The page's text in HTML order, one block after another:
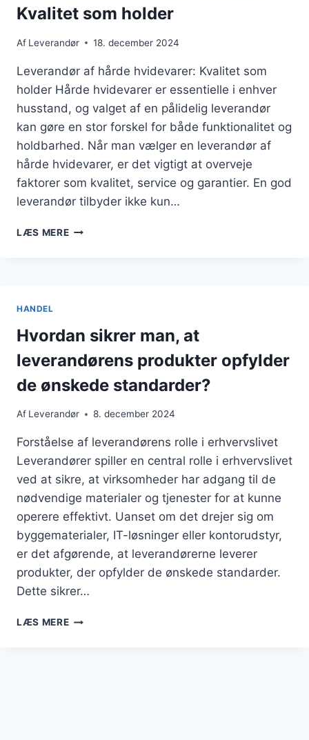
Kvalitet som holder
Af Leverandør 18. december 2024
Leverandør af hårde hvidevarer: Kvalitet som
holder Hårde hvidevarer er essentielle i enhver
husstand, og valget af en pålidelig leverandør
kan gøre en stor forskel for både funktionalitet og
holdbarhed. Når man vælger en leverandør af
hårde hvidevarer, er det vigtigt at overveje
faktorer som kvalitet, service og garantier. En god
leverandør tilbyder ikke kun…
LÆS MERELEVERANDØR
HANDEL
Hvordan sikrer man, at
leverandørens produkter opfylder
de ønskede standarder?
Af Leverandør 8. december 2024
Forståelse af leverandørens rolle i erhvervslivet
Leverandører spiller en central rolle i erhvervslivet
ved at sikre, at virksomheder har adgang til de
nødvendige materialer og tjenester for at kunne
operere effektivt. Uanset om det drejer sig om
byggematerialer, IT-løsninger eller kontorudstyr,
er det afgørende, at leverandørerne leverer
produkter, der opfylder de ønskede standarder.
Dette sikrer…
LÆS MEREHVORDAN